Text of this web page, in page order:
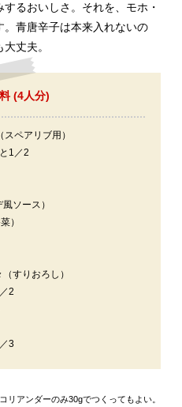
るおいしさ。それを、モホ・
青唐辛子は本来入れないの
丈夫。
(4人分)
スペアリブ用）
1／2
風ソース）
）
すりおろし）
2
3
リアンダーのみ30gでつくってもよい。